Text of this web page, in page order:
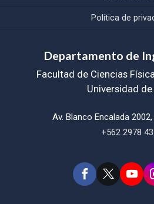
Política de
Departamento de
Facultad de Ciencias
Universidad
Av. Blanco Encalada
+562 2978